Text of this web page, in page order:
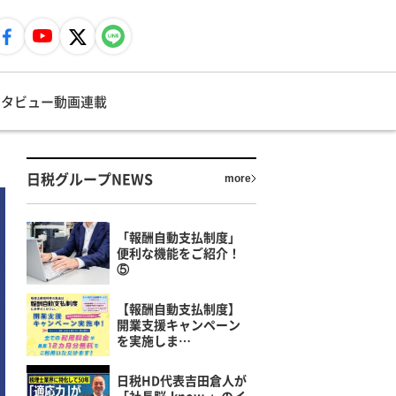
ビュー動画連載
日税グループNEWS more
「報酬自動支払制度」
便利な機能をご紹介！
⑤
【報酬自動支払制度】
開業支援キャンペーン
を実施しま…
日税HD代表吉田倉人が